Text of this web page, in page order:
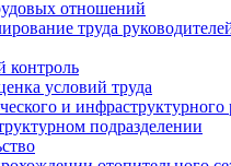
отношений
труда
контроль
условий труда
и инфраструктурного
подразделении